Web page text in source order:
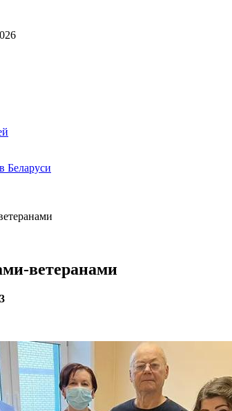
Беларуси
ветеранами